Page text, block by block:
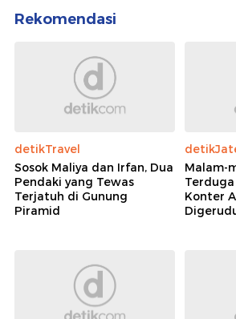
Rekomendasi
detikTravel
Sosok Maliya dan Irfan, Dua
Pendaki yang Tewas
Terjatuh di Gunung
Piramid
Malam-
Konter